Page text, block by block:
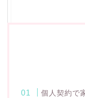
個人契約で